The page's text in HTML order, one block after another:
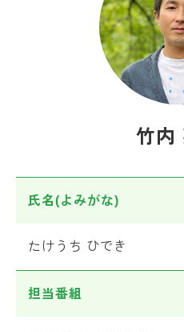
竹内
氏名(よみがな)
たけうち ひでき
担当番組